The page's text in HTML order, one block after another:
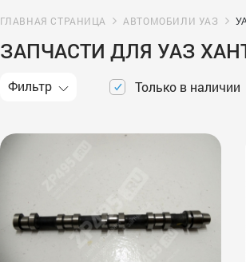
ГЛАВНАЯ СТРАНИЦА АВТОМОБИЛИ УАЗ
ЗАПЧАСТИ ДЛЯ УАЗ
Фильтр Только в наличии